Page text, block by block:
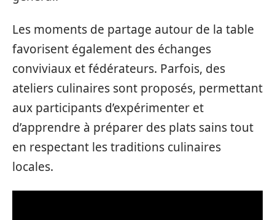
Les moments de partage autour de la table
favorisent également des échanges
conviviaux et fédérateurs. Parfois, des
ateliers culinaires sont proposés, permettant
aux participants d’expérimenter et
d’apprendre à préparer des plats sains tout
en respectant les traditions culinaires
locales.